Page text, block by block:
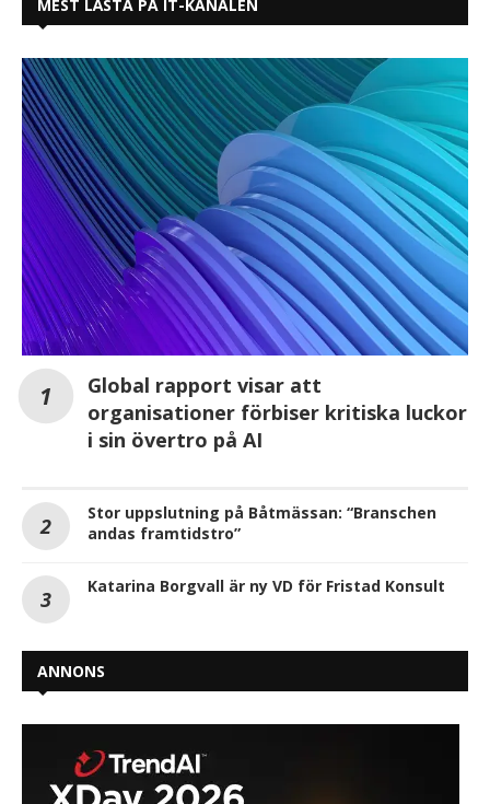
MEST LÄSTA PÅ IT-KANALEN
Global rapport visar att
organisationer förbiser kritiska luckor
i sin övertro på AI
Stor uppslutning på Båtmässan: “Branschen
andas framtidstro”
Katarina Borgvall är ny VD för Fristad Konsult
ANNONS